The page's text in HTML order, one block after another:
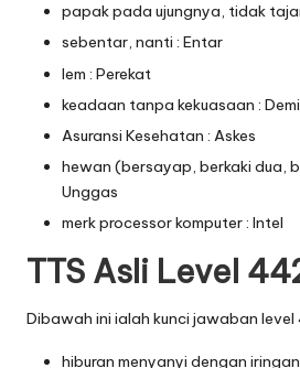
papak pada ujungnya, tidak
sebentar, nanti : Entar
lem : Perekat
keadaan tanpa kekuasaan :
Asuransi Kesehatan : Askes
hewan (bersayap, berkaki dua,
Unggas
merk processor komputer : Intel
TTS Asli Level
Dibawah ini ialah kunci jawaban level
hiburan menyanyi dengan iringan